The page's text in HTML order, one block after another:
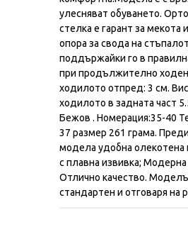
улесняват обуването.
стелка е гарант за мекота
опора за свода на
поддържайки го в
при продължително
ходилото отпред: 3 см.
ходилото в задната част
Бежов . Номерация:35-40
37 размер 261 грама.
модела удобна олекотена
с плавна извивка; Модерна
Отлично качество.
стандартен и отговаря на